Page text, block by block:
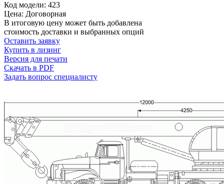
Код модели: 423
Цена: Договорная
В итоговую цену может быть добавлена
стоимость доставки и выбранных опций
Оставить заявку
Купить в лизинг
Версия для печати
Скачать в PDF
Задать вопрос специалисту